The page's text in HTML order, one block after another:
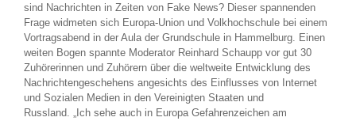
sind Nachrichten in Zeiten von Fake News? Dieser spannenden
Frage widmeten sich Europa-Union und Volkhochschule bei einem
Vortragsabend in der Aula der Grundschule in Hammelburg. Einen
weiten Bogen spannte Moderator Reinhard Schaupp vor gut 30
Zuhörerinnen und Zuhörern über die weltweite Entwicklung des
Nachrichtengeschehens angesichts des Einflusses von Internet
und Sozialen Medien in den Vereinigten Staaten und
Russland. „Ich sehe auch in Europa Gefahrenzeichen am